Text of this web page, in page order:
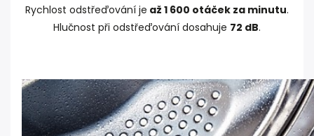
Rychlost odstřeďování je až 1 600 otáček za minutu.
Hlučnost při odstřeďování dosahuje 72 dB.